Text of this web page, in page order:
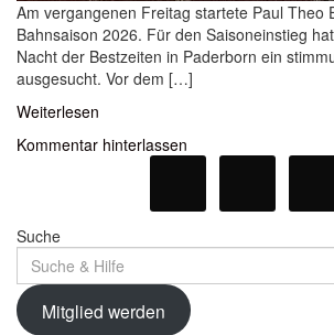
Am vergangenen Freitag startete Paul Theo
Bahnsaison 2026. Für den Saisoneinstieg
Nacht der Bestzeiten in Paderborn ein
ausgesucht. Vor dem […]
Weiterlesen
Kommentar hinterlassen
Suche
Suche
für:
Mitglied werden